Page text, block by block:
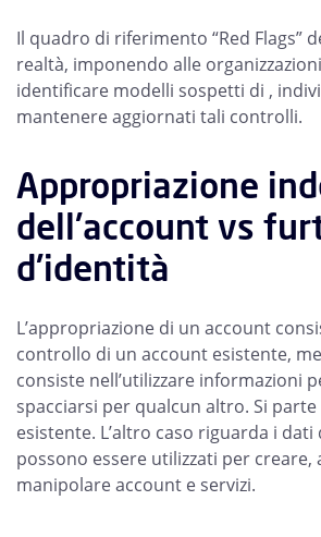
Il quadro di riferimento “Red Flags”
realtà, imponendo alle
identificare modelli sospetti di ,
mantenere aggiornati tali controlli.
Appropriazione
dell'account vs
d'identità
L’appropriazione di un account
controllo di un account esistente,
consiste nell’utilizzare informazioni
spacciarsi per qualcun altro. Si
esistente. L’altro caso riguarda i
possono essere utilizzati per creare,
manipolare account e servizi.